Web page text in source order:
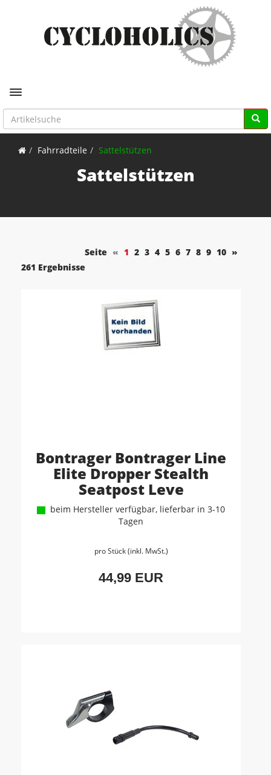
Toggle navigation
Fahrradteile Sattelstützen
Sattelstützen
Seite « 1 2 3 4 5 6 7 8 9 10 »
261 Ergebnisse
Bontrager Bontrager Line
Elite Dropper Stealth
Seatpost Leve
beim Hersteller verfügbar, lieferbar in 3-10
Tagen
pro Stück (inkl. MwSt.)
44,99 EUR